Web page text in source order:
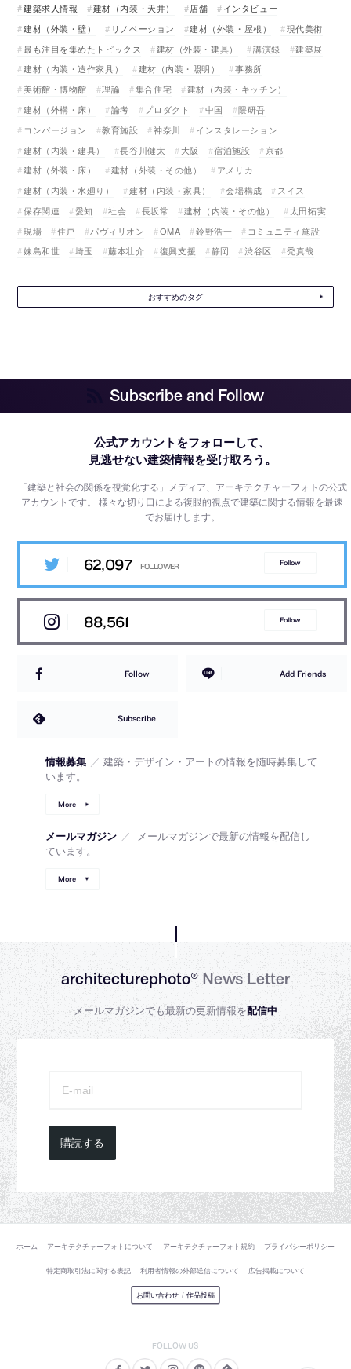
建築求人情報
建材（内装・天井） 店舗
インタビュー
建材（外装・壁）
リノベーション 建材（外装・屋根）
現代美術
最も注目を集めたトピックス
建材（外装・建具） 講演録
建築展
建材（内装・造作家具）
建材（内装・照明）
事務所
美術館・博物館
理論 集合住宅
建材（内装・キッチン）
建材（外構・床）
論考 プロダクト 中国
隈研吾
コンバージョン
教育施設 神奈川
インスタレーション
建材（内装・建具）
長谷川健太 大阪 宿泊施設
京都
建材（外装・床）
建材（外装・その他）
アメリカ
建材（内装・水廻り）
建材（内装・家具） 会場構成
スイス
保存関連
愛知 社会 長坂常 建材（内装・その他）
太田拓実
現場
住戸 パヴィリオン OMA 鈴野浩一
コミュニティ施設
妹島和世
埼玉 藤本壮介 復興支援 静岡 渋谷区 禿真哉
おすすめのタグ
Subscribe and Follow
公式アカウントをフォローして、
見逃せない建築情報を受け取ろう。
「建築と社会の関係を視覚化する」メディア、アーキテクチャーフォトの公式
アカウントです。様々な切り口による複眼的視点で建築に関する情報を最速
でお届けします。
62,097 Follow
88,561 Follow
Follow Add Friends
Subscribe
情報募集 ／ 建築・デザイン・アートの情報を随時募集して
います。
More
メールマガジン ／
メールマガジンで最新の情報を配信し
ています。
More
architecturephoto®News Letter
メールマガジンでも最新の更新情報を配信中
購読する
ホーム アーキテクチャーフォトについて アーキテクチャーフォト規約 プライバシーポリシー
特定商取引法に関する表記 利用者情報の外部送信について 広告掲載について
お問い合わせ / 作品投稿